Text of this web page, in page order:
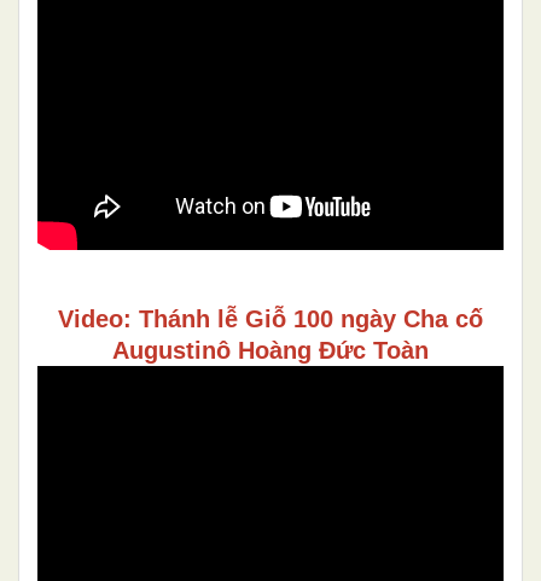
Video: Thánh lễ Giỗ 100 ngày Cha cố
Augustinô Hoàng Đức Toàn